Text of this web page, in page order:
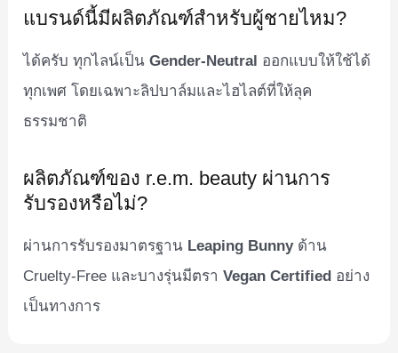
แบรนด์นี้มีผลิตภัณฑ์สำหรับผู้ชายไหม?
ได้ครับ ทุกไลน์เป็นGender-Neutral ออกแบบให้ใช้ได้
ทุกเพศ โดยเฉพาะลิปบาล์มและไฮไลต์ที่ให้ลุค
ธรรมชาติ
ผลิตภัณฑ์ของ r.e.m. beauty ผ่านการ
รับรองหรือไม่?
ผ่านการรับรองมาตรฐาน Leaping Bunnyด้าน
Cruelty-Free และบางรุ่นมีตราVegan Certified อย่าง
เป็นทางการ